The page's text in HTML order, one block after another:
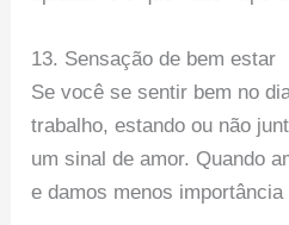
13. Sensação de bem estar
Se você se sentir bem no
trabalho, estando ou não
um sinal de amor. Quando
e damos menos importância